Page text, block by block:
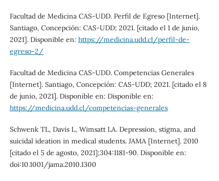
Facultad de Medicina CAS-UDD. Perfil de Egreso [Internet].
Santiago, Concepción: CAS-UDD; 2021. [citado el 1 de junio,
2021]. Disponible en: https://medicina.udd.cl/perfil-de-
egreso-2/
Facultad de Medicina CAS-UDD. Competencias Generales
[Internet]. Santiago, Concepción: CAS-UDD; 2021. [citado el 8
de junio, 2021]. Disponible en: Disponible en:
https://medicina.udd.cl/competencias-generales
Schwenk TL, Davis L, Wimsatt LA. Depression, stigma, and
suicidal ideation in medical students. JAMA [Internet]. 2010
[citado el 5 de agosto, 2021];304:1181-90. Disponible en:
doi:10.1001/jama.2010.1300